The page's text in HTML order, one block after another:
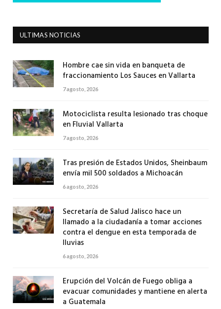
ULTIMAS NOTICIAS
Hombre cae sin vida en banqueta de
fraccionamiento Los Sauces en Vallarta
7 agosto, 2026
Motociclista resulta lesionado tras choque
en Fluvial Vallarta
7 agosto, 2026
Tras presión de Estados Unidos, Sheinbaum
envía mil 500 soldados a Michoacán
6 agosto, 2026
Secretaría de Salud Jalisco hace un
llamado a la ciudadanía a tomar acciones
contra el dengue en esta temporada de
lluvias
6 agosto, 2026
Erupción del Volcán de Fuego obliga a
evacuar comunidades y mantiene en alerta
a Guatemala